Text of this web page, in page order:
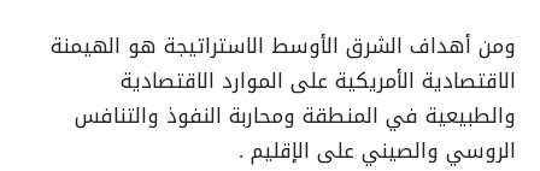
ومن أهداف الشرق الأوسط الاستراتيجة هو الهيمنة
الاقتصادية الأمريكية على الموارد الاقتصادية
والطبيعية في المنطقة ومحاربة النفوذ والتنافس
الروسي والصيني على الإقليم .